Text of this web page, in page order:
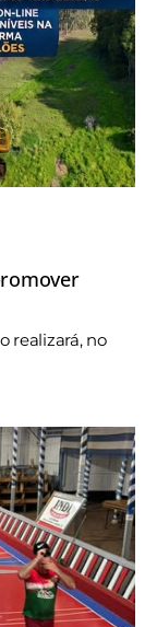
realizará, no